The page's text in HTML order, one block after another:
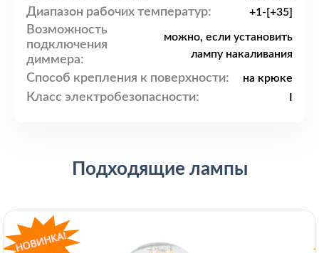
Диапазон рабочих температур: +1-[+35]
Возможность
подключения
диммера:
можно, если установить
лампу накаливания
Способ крепления к поверхности: на крюке
Класс электробезопасности:
Подходящие лампы